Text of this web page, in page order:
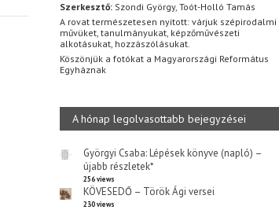
Szerkesztő: Szondi György, Toót-Holló Tamás
A rovat természetesen nyitott: várjuk szépirodalmi
művüket, tanulmányukat, képzőművészeti
alkotásukat, hozzászólásukat.
Köszönjük a fotókat a Magyarországi Református
Egyháznak
A hónap legolvasottabb bejegyzései
Györgyi Csaba: Lépések könyve (napló) –
újabb részletek*
256 views
KÖVESEDŐ – Török Ági versei
230 views